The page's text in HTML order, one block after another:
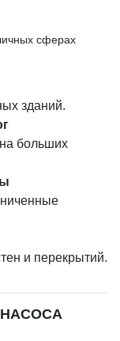
сферах
зданий.
на больших
и перекрытий.